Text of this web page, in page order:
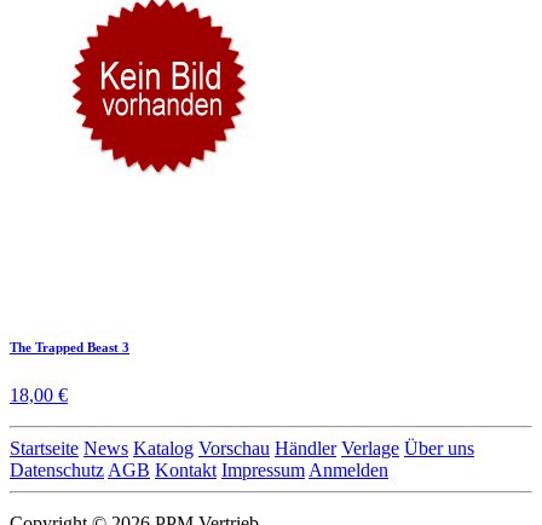
The Trapped Beast 3
18,00 €
Startseite News Katalog Vorschau Händler Verlage Über uns
Datenschutz AGB Kontakt Impressum Anmelden